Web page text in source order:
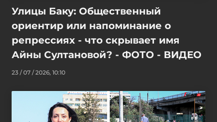
Улицы Баку: Общественный
ориентир или напоминание о
репрессиях - что скрывает имя
Айны Султановой? - ФОТО - ВИДЕО
23 / 07 / 2026, 10:10